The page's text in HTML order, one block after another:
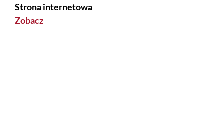
Strona internetowa
Zobacz